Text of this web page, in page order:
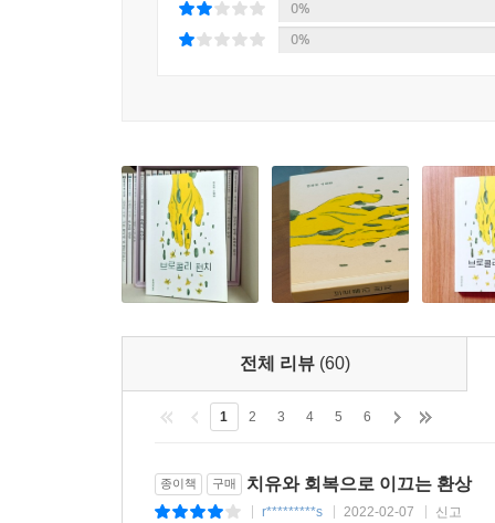
그런 나쁜 것들을 맘속에 오래 넣고 있다 보면 사
사람이 사람이 아니게 되는 것이지.
품다가 잠들곤 했다.
―「이구아나와 나」
비일상이 섞인 소설 속 현실은 우리의 현실만
보여주지만 다 본 뒤에도 그게 뭐였는지는 확신할
복잡한 맛이 느껴진다. 유쾌한 단맛과 처량한 쓴
단순히 유쾌하다고만 말할 수 없는 이유는 인물
때문이다. 마음속에 힘듦을 숨겨둔 채로 오랜 시
인물들은 부정적인 감정을 풀어내는 데는 영 익
과거에 가해자들의 괴롭힘이 아무 타격도 주지
「이구아나와 나」에서 친구에게 직설을 듣고 자
0%
0%
전체 리뷰 (60)
1 2 3 4 5 6
종이책 구매 치유와 회복으로 이끄는 환상
r*********s 2022-02-07 신고